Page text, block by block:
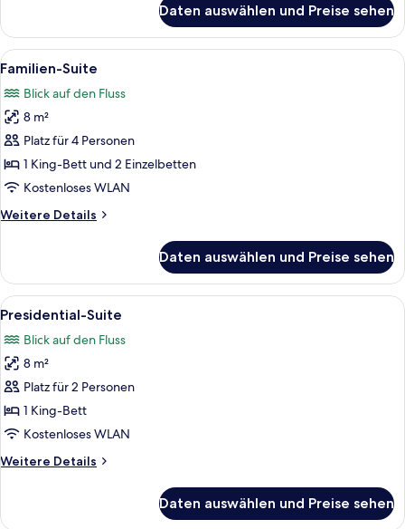
Suite
Daten auswählen und Preise sehen
Alle
Fotos
für
Familien-
Suite
anzeigen
Familien-Suite | Minibar,
9
Familien-Suite
Blick auf den Fluss
8 m²
Platz für 4 Personen
1 King-Bett und 2 Einzelbetten
Kostenloses WLAN
Weitere Details
Weitere
Suite
Daten auswählen und Preise sehen
Alle
Fotos
für
Presidential-
Suite
anzeigen
Presidential-Suite | Minibar,
18
Presidential-Suite
Blick auf den Fluss
8 m²
Platz für 2 Personen
1 King-Bett
Kostenloses WLAN
Weitere Details
Weitere
Suite
Daten auswählen und Preise sehen